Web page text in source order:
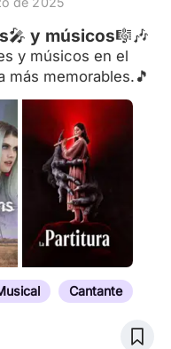
y músicos🎼🎶
y músicos en el
más memorables.🎵
Cantante